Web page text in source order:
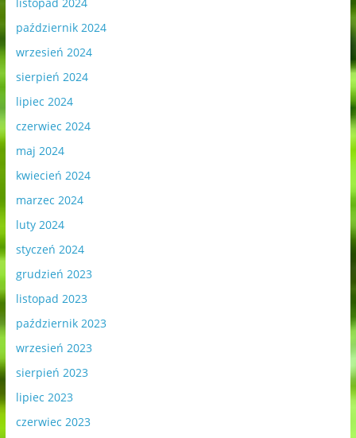
listopad 2024
październik 2024
wrzesień 2024
sierpień 2024
lipiec 2024
czerwiec 2024
maj 2024
kwiecień 2024
marzec 2024
luty 2024
styczeń 2024
grudzień 2023
listopad 2023
październik 2023
wrzesień 2023
sierpień 2023
lipiec 2023
czerwiec 2023